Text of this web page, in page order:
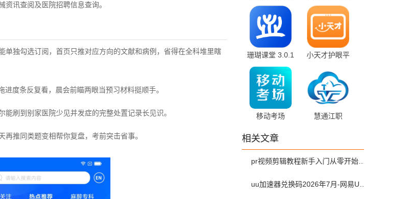
讯查阅及医院招聘信息查询。
单独勾选订阅，首页只推对应方向的文献和病例，省得在全科堆里瞎
度条反复看，晨会前瞄两眼当预习材料挺顺手。
刷到别家医院少见并发症的完整处置记录长见识。
推同类题变相帮你复盘，考前突击省事。
3.35.1 最新版
2.7.9 官方版
珊瑚课堂 3.0.1
最新版
小天才护眼平
v1.11.0.0 安卓
版
移动考场
慧通江职
相关文章